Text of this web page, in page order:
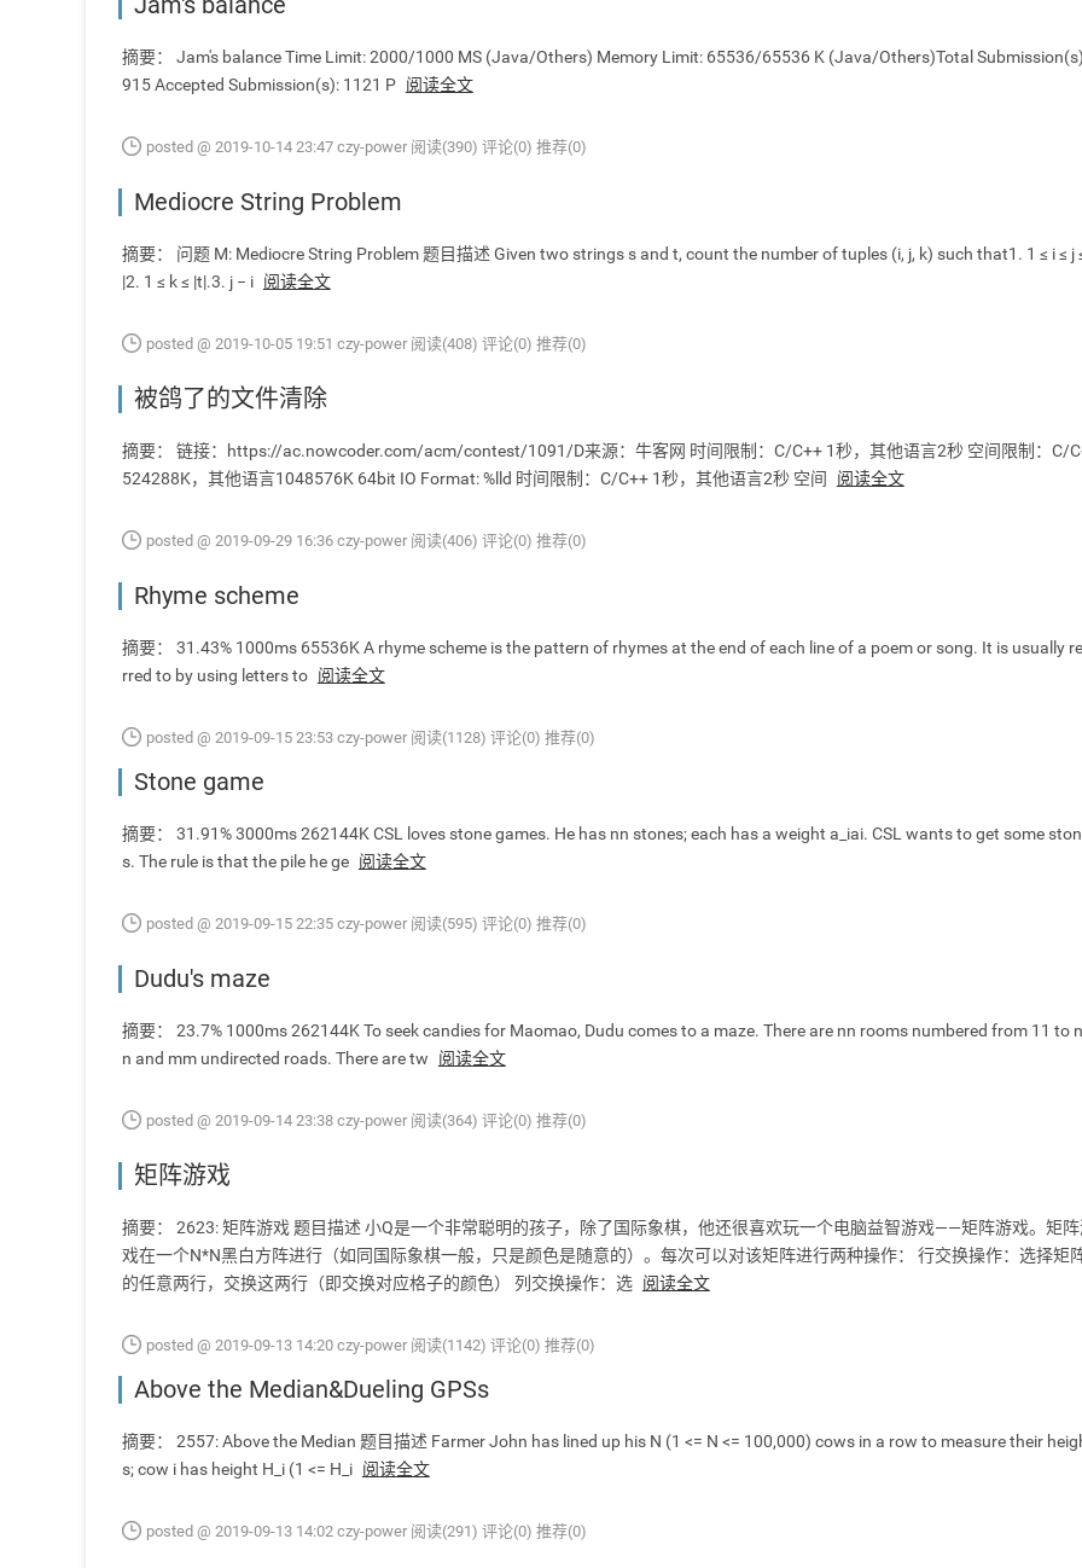
摘要： Jam's balance Time Limit: 2000/1000 MS (Java/Others) Memory Limit: 65536/65536 K (Java/Others)Total
915 Accepted Submission(s): 1121 P 阅读全文
posted @ 2019-10-14 23:47 czy-power 阅读(390) 评论(0) 推荐(0)
Mediocre String Problem
摘要： 问题 M: Mediocre String Problem 题目描述 Given two strings s and t, count the number of tuples (i, j, k) such that1. 1 ≤ i ≤ j
|2. 1 ≤ k ≤ |t|.3. j − i 阅读全文
posted @ 2019-10-05 19:51 czy-power 阅读(408) 评论(0) 推荐(0)
被鸽了的文件清除
摘要： 链接：https://ac.nowcoder.com/acm/contest/1091/D来源：牛客网 时间限制：C/C++ 1秒，其他语言2秒 空间限制：C/
524288K，其他语言1048576K 64bit IO Format: %lld 时间限制：C/C++ 1秒，其他语言2秒 空间
阅读全文
posted @ 2019-09-29 16:36 czy-power 阅读(406) 评论(0) 推荐(0)
Rhyme scheme
摘要： 31.43% 1000ms 65536K A rhyme scheme is the pattern of rhymes at the end of each line of a poem or song. It is usually
rred to by using letters to 阅读全文
posted @ 2019-09-15 23:53 czy-power 阅读(1128) 评论(0) 推荐(0)
Stone game
摘要： 31.91% 3000ms 262144K CSL loves stone games. He has nn stones; each has a weight a_iai​. CSL wants to get some
s. The rule is that the pile he ge 阅读全文
posted @ 2019-09-15 22:35 czy-power 阅读(595) 评论(0) 推荐(0)
Dudu's maze
摘要： 23.7% 1000ms 262144K To seek candies for Maomao, Dudu comes to a maze. There are nn rooms numbered from 11 to n
n and mm undirected roads. There are tw
阅读全文
posted @ 2019-09-14 23:38 czy-power 阅读(364) 评论(0) 推荐(0)
矩阵游戏
摘要： 2623: 矩阵游戏 题目描述 小Q是一个非常聪明的孩子，除了国际象棋，他还很喜欢玩一个电脑益智游戏——矩阵游戏。矩
戏在一个N*N黑白方阵进行（如同国际象棋一般，只是颜色是随意的）。每次可以对该矩阵进行两种操作： 行交换操作：选择矩
的任意两行，交换这两行（即交换对应格子的颜色） 列交换操作：选 阅读全文
posted @ 2019-09-13 14:20 czy-power 阅读(1142) 评论(0) 推荐(0)
Above the Median&Dueling GPSs
摘要： 2557: Above the Median 题目描述 Farmer John has lined up his N (1 <= N <= 100,000) cows in a row to measure their
s; cow i has height H_i (1 <= H_i 阅读全文
posted @ 2019-09-13 14:02 czy-power 阅读(291) 评论(0) 推荐(0)